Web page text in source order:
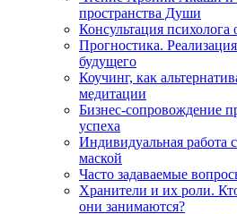
пространства Души
Консультация психолога
Прогностика.
будущего
Коучинг, как
медитации
Бизнес-сопровождение
успеха
Индивидуальная работа
маской
Часто задаваемые
Хранители и их роли.
они занимаются?